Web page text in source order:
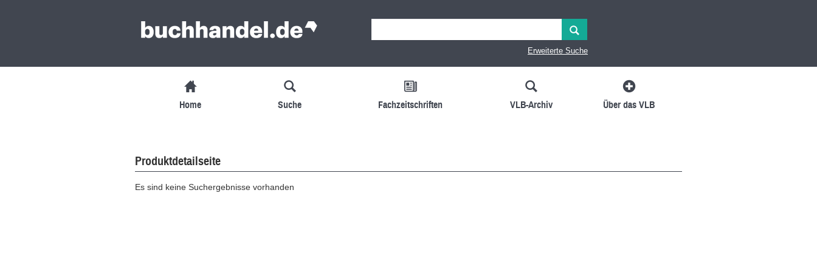
Erweiterte Suche
Home Suche Fachzeitschriften VLB-Archiv Über das VLB
Produktdetailseite
Es sind keine Suchergebnisse vorhanden